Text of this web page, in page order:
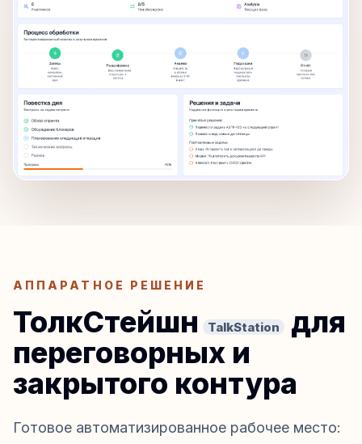
АППАРАТНОЕ РЕШЕНИЕ
ТолкСтейшн TalkStation
для
переговорных и
закрытого контура
Готовое автоматизированное рабочее место: